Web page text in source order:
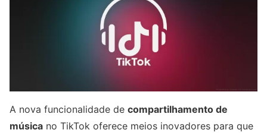
A nova funcionalidade de compartilhamento de
música no TikTok oferece meios inovadores para que